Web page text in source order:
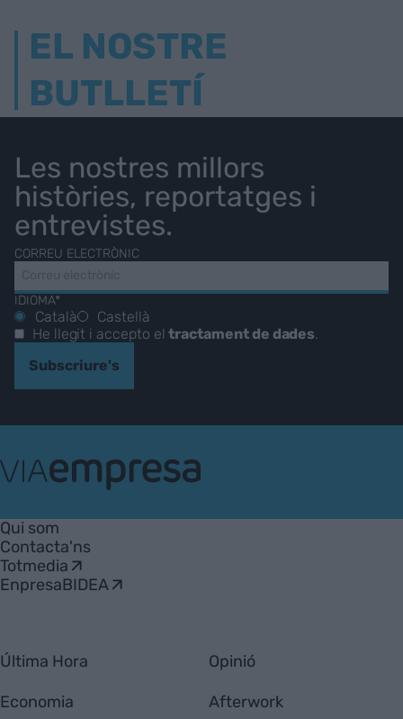
EL NOSTRE
BUTLLETÍ
Les nostres millors
històries, reportatges i
entrevistes.
CORREU ELECTRÒNIC
IDIOMA*
Català
Castellà
He llegit i accepto eltractament de dades
Subscriure's
Empresa
Qui som
Contacta'ns
Totmedia
EnpresaBIDEA
Última Hora
Economia
Opinió
Afterwork